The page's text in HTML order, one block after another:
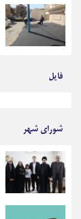
فایل
شورای شهر